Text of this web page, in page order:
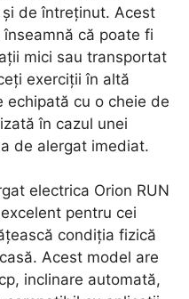
de întreținut. Acest
că poate fi
mici sau transportat
exerciții în altă
echipată cu o cheie de
în cazul unei
de alergat imediat.
electrica Orion RUN
pentru cei
condiția fizică
Acest model are
inclinare automată,